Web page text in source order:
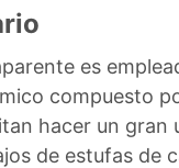
es
compuesto
hacer un gran
de estufas de